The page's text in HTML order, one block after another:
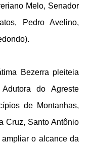
Melo, Senador
Pedro Avelino,
Bezerra pleiteia
do Agreste
de Montanhas,
Cruz, Santo Antônio
o alcance da